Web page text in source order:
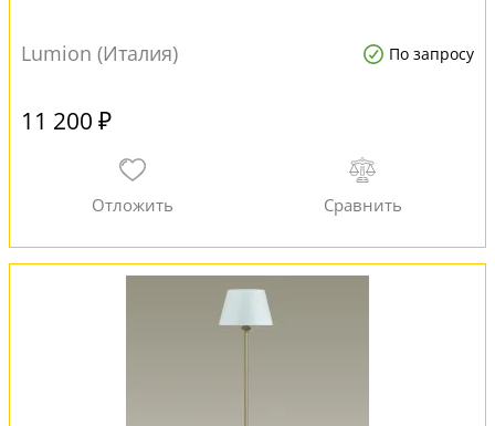
Lumion (Италия) По запросу
11 200 ₽